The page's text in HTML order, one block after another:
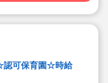
可保育園☆時給